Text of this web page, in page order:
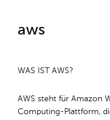
aws
WAS IST AWS?
AWS steht für Amazon
Computing-Plattform,